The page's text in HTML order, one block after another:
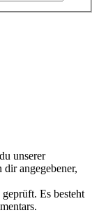
unserer
angegebener,
Es besteht